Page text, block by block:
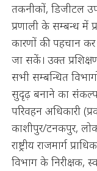
तकनीकों, डिजीटल
प्रणाली के सम्बन्ध में
कारणों की पहचान कर
जा सकें। उक्त
सभी सम्बन्धित
सुदृढ़ बनाने का संकल्प
परिवहन अधिकारी
काशीपुर/टनकपुर, लोक
राष्ट्रीय राजमार्ग
विभाग के निरीक्षक,